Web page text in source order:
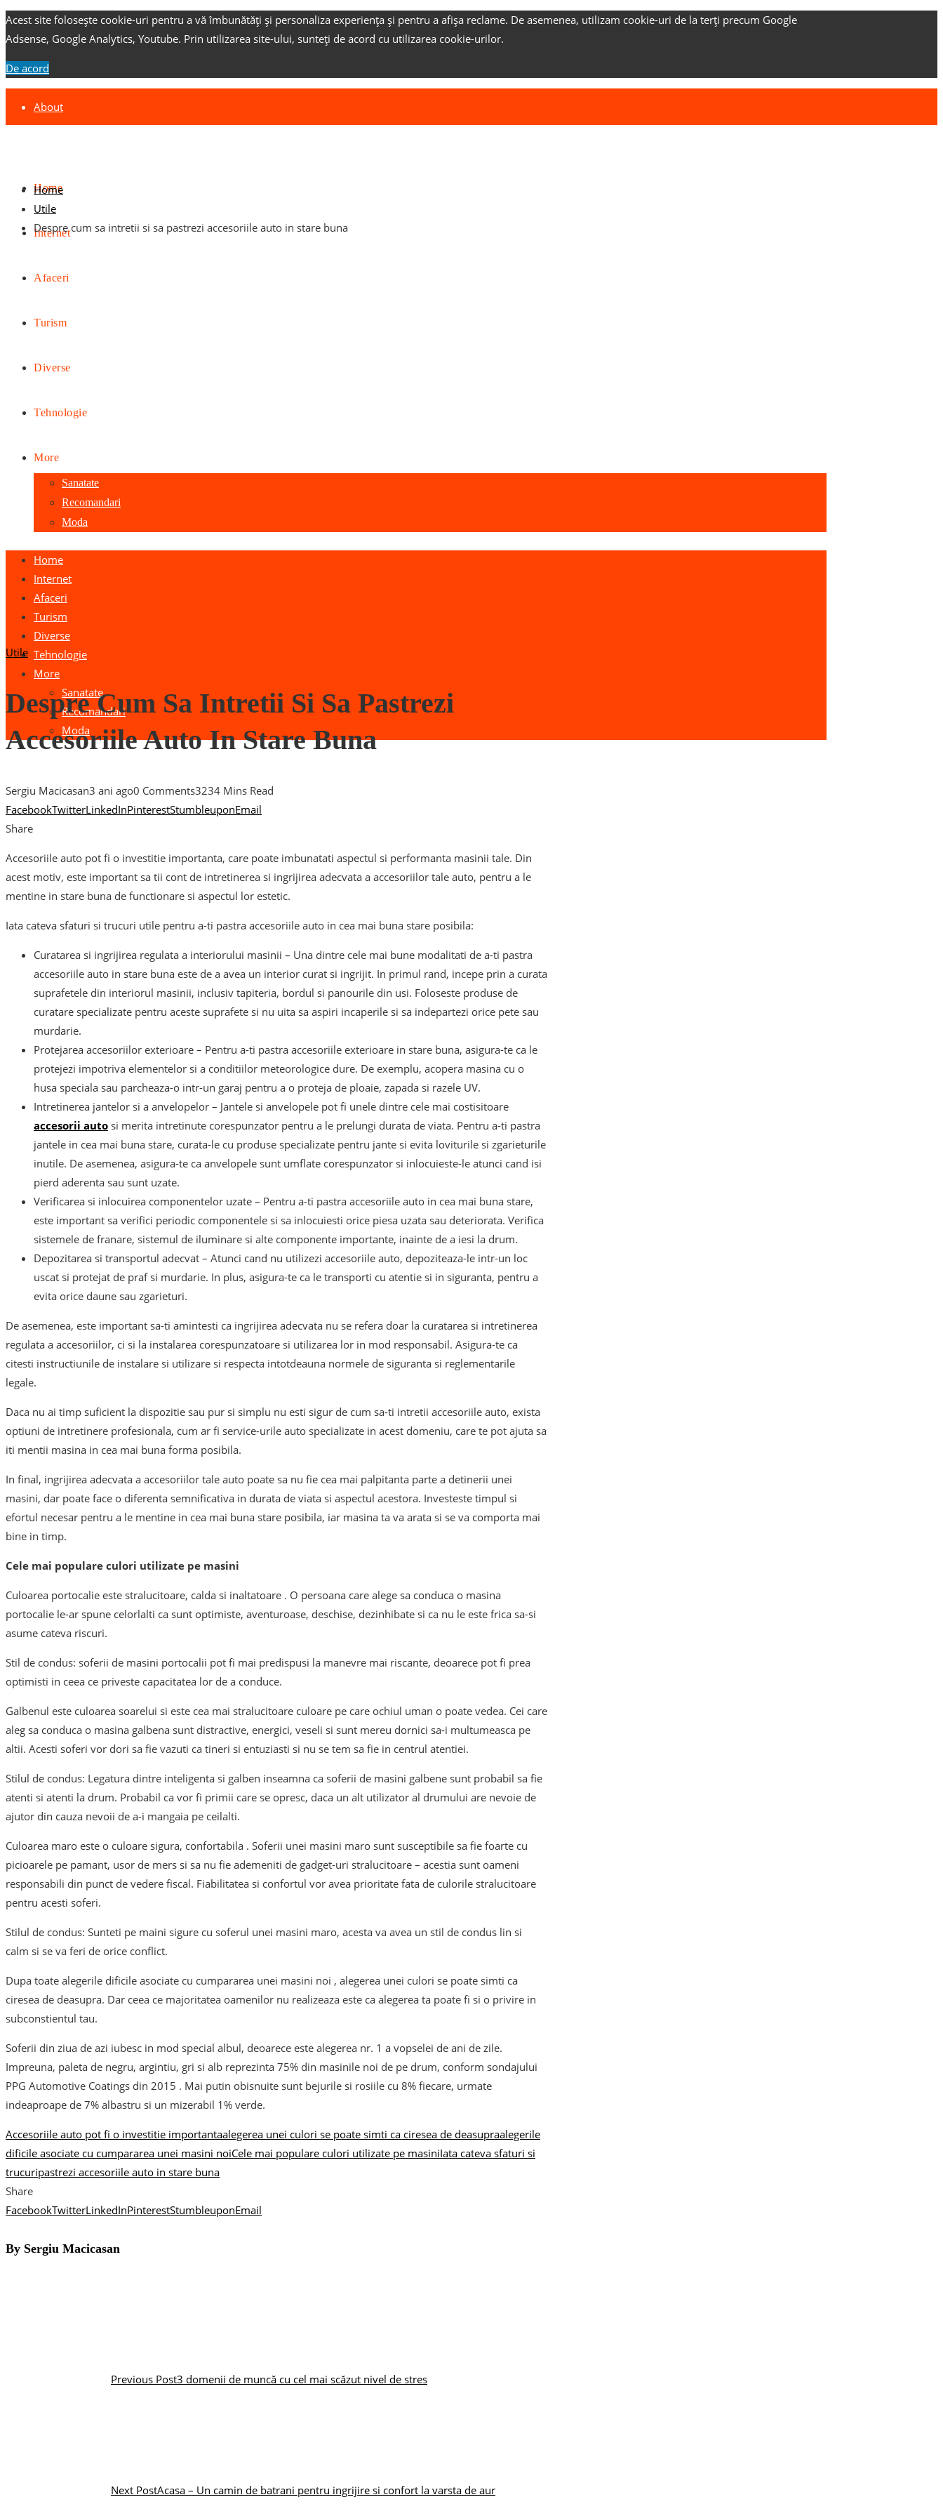
Acest site folosește cookie-uri pentru a vă îmbunătăți și personaliza experiența și pentru a afișa reclame. De asemenea, utilizam cookie-uri de la terți precum Google
Adsense, Google Analytics, Youtube. Prin utilizarea site-ului, sunteți de acord cu utilizarea cookie-urilor.
De acord
About
Home
Internet
Afaceri
Turism
Diverse
Tehnologie
More
Sanatate
Recomandari
Moda
Home
Internet
Afaceri
Turism
Diverse
Tehnologie
More
Sanatate
Recomandari
Moda
Home
Utile
Despre cum sa intretii si sa pastrezi accesoriile auto in stare buna
Utile
Despre Cum Sa Intretii Si Sa Pastrezi
Accesoriile Auto In Stare Buna
Sergiu Macicasan3 ani ago0 Comments3234 Mins Read
FacebookTwitterLinkedInPinterestStumbleuponEmail
Share
Accesoriile auto pot fi o investitie importanta, care poate imbunatati aspectul si performanta masinii tale. Din
acest motiv, este important sa tii cont de intretinerea si ingrijirea adecvata a accesoriilor tale auto, pentru a le
mentine in stare buna de functionare si aspectul lor estetic.
Iata cateva sfaturi si trucuri utile pentru a-ti pastra accesoriile auto in cea mai buna stare posibila:
Curatarea si ingrijirea regulata a interiorului masinii – Una dintre cele mai bune modalitati de a-ti pastra
accesoriile auto in stare buna este de a avea un interior curat si ingrijit. In primul rand, incepe prin a curata
suprafetele din interiorul masinii, inclusiv tapiteria, bordul si panourile din usi. Foloseste produse de
curatare specializate pentru aceste suprafete si nu uita sa aspiri incaperile si sa indepartezi orice pete sau
murdarie.
Protejarea accesoriilor exterioare – Pentru a-ti pastra accesoriile exterioare in stare buna, asigura-te ca le
protejezi impotriva elementelor si a conditiilor meteorologice dure. De exemplu, acopera masina cu o
husa speciala sau parcheaza-o intr-un garaj pentru a o proteja de ploaie, zapada si razele UV.
Intretinerea jantelor si a anvelopelor – Jantele si anvelopele pot fi unele dintre cele mai costisitoare
accesorii auto si merita intretinute corespunzator pentru a le prelungi durata de viata. Pentru a-ti pastra
jantele in cea mai buna stare, curata-le cu produse specializate pentru jante si evita loviturile si zgarieturile
inutile. De asemenea, asigura-te ca anvelopele sunt umflate corespunzator si inlocuieste-le atunci cand isi
pierd aderenta sau sunt uzate.
Verificarea si inlocuirea componentelor uzate – Pentru a-ti pastra accesoriile auto in cea mai buna stare,
este important sa verifici periodic componentele si sa inlocuiesti orice piesa uzata sau deteriorata. Verifica
sistemele de franare, sistemul de iluminare si alte componente importante, inainte de a iesi la drum.
Depozitarea si transportul adecvat – Atunci cand nu utilizezi accesoriile auto, depoziteaza-le intr-un loc
uscat si protejat de praf si murdarie. In plus, asigura-te ca le transporti cu atentie si in siguranta, pentru a
evita orice daune sau zgarieturi.
De asemenea, este important sa-ti amintesti ca ingrijirea adecvata nu se refera doar la curatarea si intretinerea
regulata a accesoriilor, ci si la instalarea corespunzatoare si utilizarea lor in mod responsabil. Asigura-te ca
citesti instructiunile de instalare si utilizare si respecta intotdeauna normele de siguranta si reglementarile
legale.
Daca nu ai timp suficient la dispozitie sau pur si simplu nu esti sigur de cum sa-ti intretii accesoriile auto, exista
optiuni de intretinere profesionala, cum ar fi service-urile auto specializate in acest domeniu, care te pot ajuta sa
iti mentii masina in cea mai buna forma posibila.
In final, ingrijirea adecvata a accesoriilor tale auto poate sa nu fie cea mai palpitanta parte a detinerii unei
masini, dar poate face o diferenta semnificativa in durata de viata si aspectul acestora. Investeste timpul si
efortul necesar pentru a le mentine in cea mai buna stare posibila, iar masina ta va arata si se va comporta mai
bine in timp.
Cele mai populare culori utilizate pe masini
Culoarea portocalie este stralucitoare, calda si inaltatoare . O persoana care alege sa conduca o masina
portocalie le-ar spune celorlalti ca sunt optimiste, aventuroase, deschise, dezinhibate si ca nu le este frica sa-si
asume cateva riscuri.
Stil de condus: soferii de masini portocalii pot fi mai predispusi la manevre mai riscante, deoarece pot fi prea
optimisti in ceea ce priveste capacitatea lor de a conduce.
Galbenul este culoarea soarelui si este cea mai stralucitoare culoare pe care ochiul uman o poate vedea. Cei care
aleg sa conduca o masina galbena sunt distractive, energici, veseli si sunt mereu dornici sa-i multumeasca pe
altii. Acesti soferi vor dori sa fie vazuti ca tineri si entuziasti si nu se tem sa fie in centrul atentiei.
Stilul de condus: Legatura dintre inteligenta si galben inseamna ca soferii de masini galbene sunt probabil sa fie
atenti si atenti la drum. Probabil ca vor fi primii care se opresc, daca un alt utilizator al drumului are nevoie de
ajutor din cauza nevoii de a-i mangaia pe ceilalti.
Culoarea maro este o culoare sigura, confortabila . Soferii unei masini maro sunt susceptibile sa fie foarte cu
picioarele pe pamant, usor de mers si sa nu fie ademeniti de gadget-uri stralucitoare – acestia sunt oameni
responsabili din punct de vedere fiscal. Fiabilitatea si confortul vor avea prioritate fata de culorile stralucitoare
pentru acesti soferi.
Stilul de condus: Sunteti pe maini sigure cu soferul unei masini maro, acesta va avea un stil de condus lin si
calm si se va feri de orice conflict.
Dupa toate alegerile dificile asociate cu cumpararea unei masini noi , alegerea unei culori se poate simti ca
ciresea de deasupra. Dar ceea ce majoritatea oamenilor nu realizeaza este ca alegerea ta poate fi si o privire in
subconstientul tau.
Soferii din ziua de azi iubesc in mod special albul, deoarece este alegerea nr. 1 a vopselei de ani de zile.
Impreuna, paleta de negru, argintiu, gri si alb reprezinta 75% din masinile noi de pe drum, conform sondajului
PPG Automotive Coatings din 2015 . Mai putin obisnuite sunt bejurile si rosiile cu 8% fiecare, urmate
indeaproape de 7% albastru si un mizerabil 1% verde.
Accesoriile auto pot fi o investitie importantaalegerea unei culori se poate simti ca ciresea de deasupraalegerile
dificile asociate cu cumpararea unei masini noiCele mai populare culori utilizate pe masiniIata cateva sfaturi si
trucuripastrezi accesoriile auto in stare buna
Share
FacebookTwitterLinkedInPinterestStumbleuponEmail
By Sergiu Macicasan
Previous Post3 domenii de muncă cu cel mai scăzut nivel de stres
Next PostAcasa – Un camin de batrani pentru ingrijire si confort la varsta de aur